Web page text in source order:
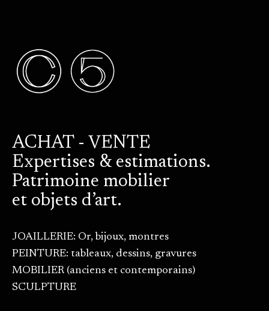
ACHAT - VENTE
Expertises & estimations.
Patrimoine mobilier
et objets d’art.
JOAILLERIE: Or, bijoux, montres
PEINTURE: tableaux, dessins, gravures
MOBILIER (anciens et contemporains)
SCULPTURE